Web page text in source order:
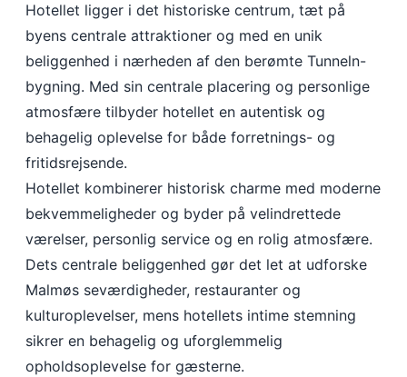
Hotellet ligger i det historiske centrum, tæt på
byens centrale attraktioner og med en unik
beliggenhed i nærheden af den berømte Tunneln-
bygning. Med sin centrale placering og personlige
atmosfære tilbyder hotellet en autentisk og
behagelig oplevelse for både forretnings- og
fritidsrejsende.
Hotellet kombinerer historisk charme med moderne
bekvemmeligheder og byder på velindrettede
værelser, personlig service og en rolig atmosfære.
Dets centrale beliggenhed gør det let at udforske
Malmøs seværdigheder, restauranter og
kulturoplevelser, mens hotellets intime stemning
sikrer en behagelig og uforglemmelig
opholdsoplevelse for gæsterne.